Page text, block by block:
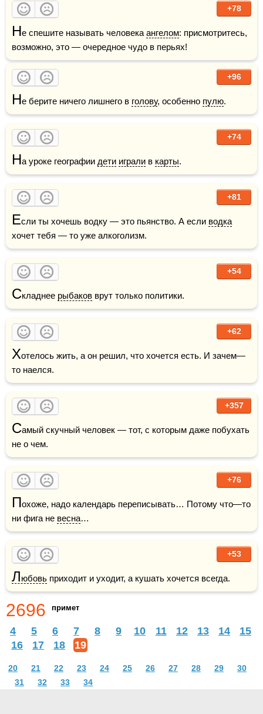
+78
Не спешите называть человека ангелом: присмотритесь,
возможно, это — очередное чудо в перьях!
+96
Не берите ничего лишнего в голову, особенно пулю.
+74
На уроке географии дети играли в карты.
+81
Если ты хочешь водку — это пьянство. А если водка
хочет тебя — то уже алкоголизм.
+54
Складнее рыбаков врут только политики.
+62
Хотелось жить, а он решил, что хочется есть. И зачем—
то наелся.
+357
Самый скучный человек — тот, с которым даже побухать
не о чем.
+76
Похоже, надо календарь переписывать… Потому что—то
ни фига не весна…
+53
Любовь приходит и уходит, а кушать хочется всегда.
2696 примет
4 5 6 7 8 9 10 11 12 13 14
15
16
17 18 19
20 21 22 23 24 25 26 27 28 29
30
31
32 33 34